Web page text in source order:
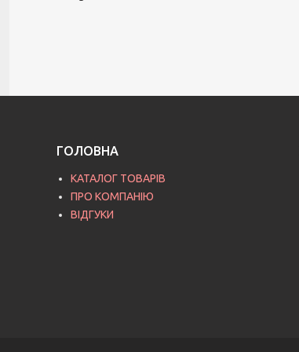
ГОЛОВНА
КАТАЛОГ ТОВАРІВ
ПРО КОМПАНІЮ
ВІДГУКИ